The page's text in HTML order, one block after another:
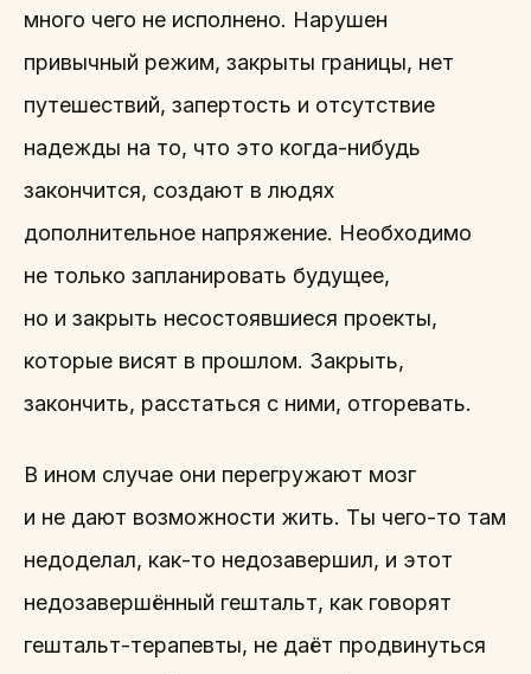
много чего не исполнено. Нарушен
привычный режим, закрыты границы, нет
путешествий, запертость и отсутствие
надежды на то, что это когда-нибудь
закончится, создают в людях
дополнительное напряжение. Необходимо
не только запланировать будущее,
но и закрыть несостоявшиеся проекты,
которые висят в прошлом. Закрыть,
закончить, расстаться с ними, отгоревать.
В ином случае они перегружают мозг
и не дают возможности жить. Ты чего-то там
недоделал, как-то недозавершил, и этот
недозавершённый гештальт, как говорят
гештальт-терапевты, не даёт продвинуться